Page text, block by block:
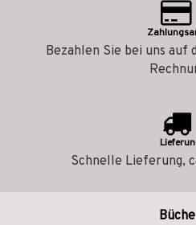
Bezahlen Sie bei uns
Schnelle Lieferung,